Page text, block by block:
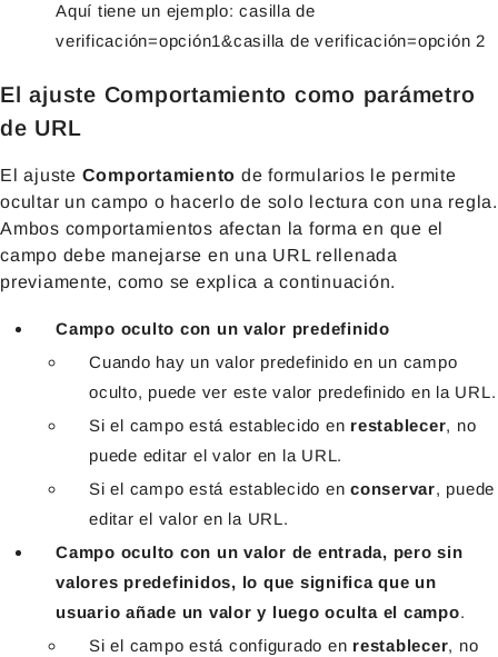
Aquí tiene un ejemplo: casilla de
verificación=opción1&casilla de verificación=opción 2
El ajuste Comportamiento como parámetro
de URL
El ajuste Comportamiento de formularios le permite
ocultar un campo o hacerlo de solo lectura con una regla.
Ambos comportamientos afectan la forma en que el
campo debe manejarse en una URL rellenada
previamente, como se explica a continuación.
Campo oculto con un valor predefinido
Cuando hay un valor predefinido en un campo
oculto, puede ver este valor predefinido en la URL.
Si el campo está establecido en restablecer, no
puede editar el valor en la URL.
Si el campo está establecido en conservar, puede
editar el valor en la URL.
Campo oculto con un valor de entrada, pero sin
valores predefinidos, lo que significa que un
usuario añade un valor y luego oculta el campo.
Si el campo está configurado en restablecer, no